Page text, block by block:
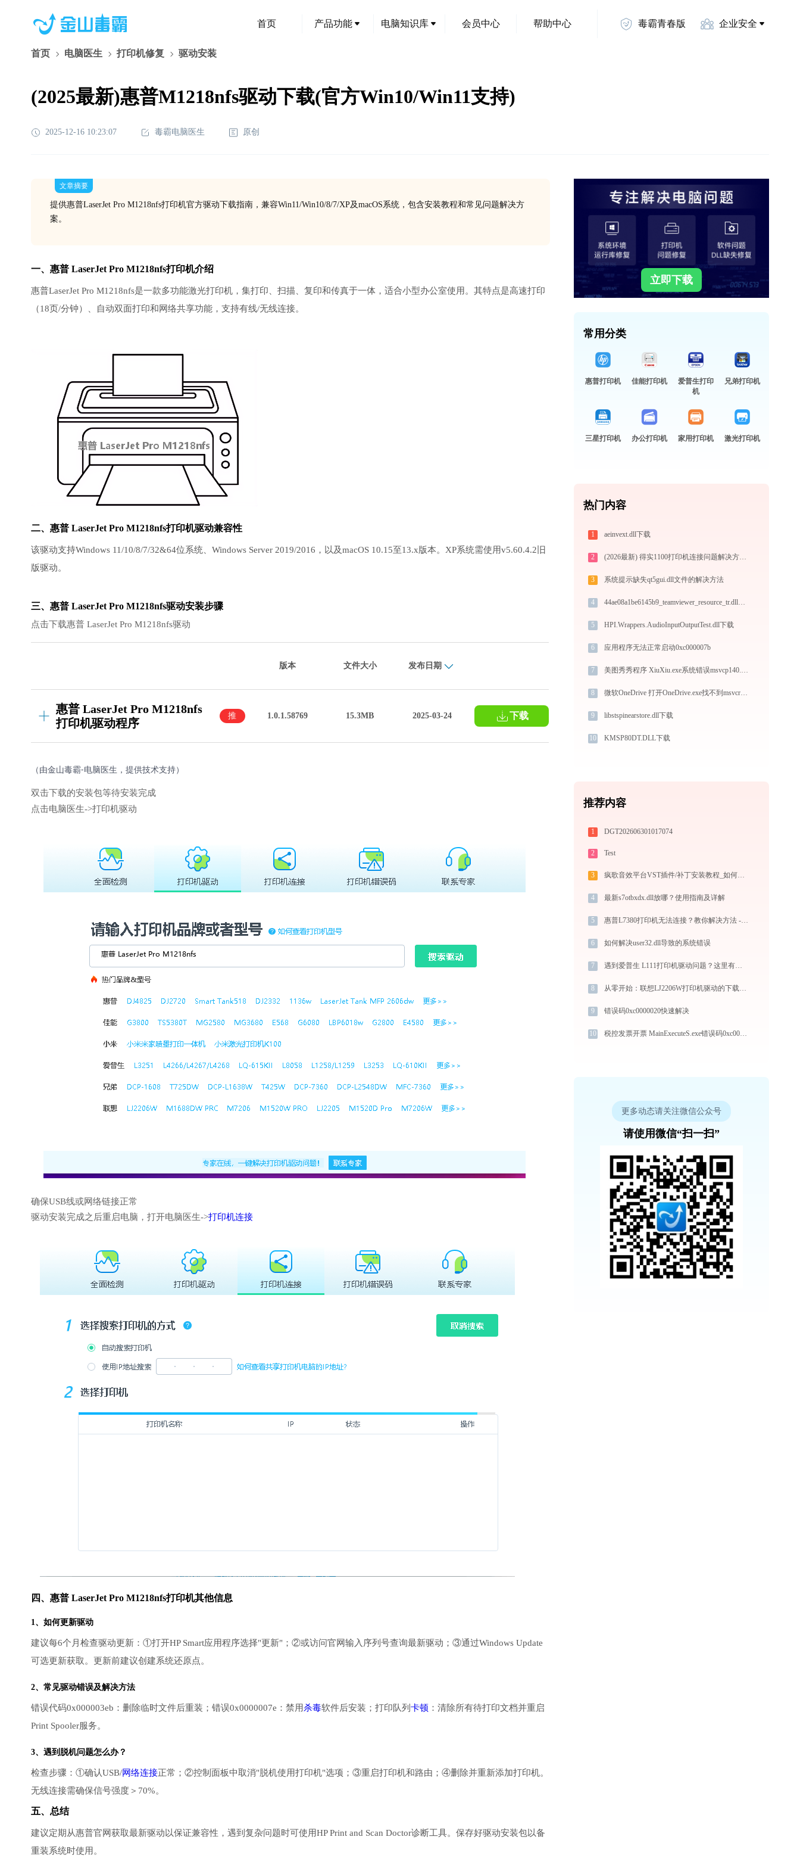
首页 产品功能 电脑知识库 会员中心 帮助中心 毒霸青春版 企业安全
首页 电脑医生 打印机修复 驱动安装
(2025最新)惠普M1218nfs驱动下载(官方Win10/Win11支持)
2025-12-16 10:23:07 毒霸电脑医生 原创
文章摘要
提供惠普LaserJet Pro M1218nfs打印机官方驱动下载指南，兼容Win11/Win10/8/7/XP及macOS系统，包含安装教程和常见问题解决方
案。
一、惠普 LaserJet Pro M1218nfs打印机介绍
惠普LaserJet Pro M1218nfs是一款多功能激光打印机，集打印、扫描、复印和传真于一体，适合小型办公室使用。其特点是高速打印
（18页/分钟）、自动双面打印和网络共享功能，支持有线/无线连接。
二、惠普 LaserJet Pro M1218nfs打印机驱动兼容性
该驱动支持Windows 11/10/8/7/32&64位系统、Windows Server 2019/2016，以及macOS 10.15至13.x版本。XP系统需使用v5.60.4.2旧
版驱动。
三、惠普 LaserJet Pro M1218nfs驱动安装步骤
点击下载惠普 LaserJet Pro M1218nfs驱动
版本 文件大小 发布日期
惠普 LaserJet Pro M1218nfs
打印机驱动程序
推
1.0.1.58769 15.3MB 2025-03-24 下载
（由金山毒霸-电脑医生，提供技术支持）
双击下载的安装包等待安装完成
点击电脑医生->打印机驱动
确保USB线或网络链接正常
驱动安装完成之后重启电脑，打开电脑医生->打印机连接
四、惠普 LaserJet Pro M1218nfs打印机其他信息
1、如何更新驱动
建议每6个月检查驱动更新：①打开HP Smart应用程序选择"更新"；②或访问官网输入序列号查询最新驱动；③通过Windows Update
可选更新获取。更新前建议创建系统还原点。
2、常见驱动错误及解决方法
错误代码0x000003eb：删除临时文件后重装；错误0x0000007e：禁用杀毒软件后安装；打印队列 卡顿 ：清除所有待打印文档并重启
Print Spooler服务。
3、遇到脱机问题怎么办？
检查步骤：①确认USB/网络连接正常；②控制面板中取消"脱机使用打印机"选项；③重启打印机和路由；④删除并重新添加打印机。
无线连接需确保信号强度＞70%。
五、总结
建议定期从惠普官网获取最新驱动以保证兼容性，遇到复杂问题时可使用HP Print and Scan Doctor诊断工具。保存好驱动安装包以备
重装系统时使用。
立即下载
常用分类
惠普打印机 佳能打印机
爱普生打印
机
兄弟打印机
三星打印机 办公打印机 家用打印机 激光打印机
热门内容
1 aeinvext.dll下载
2 (2026最新) 得实1100打印机连接问题解决方法-金山毒霸
3 系统提示缺失qt5gui.dll文件的解决方法
4 44ae08a1be6145b9_teamviewer_resource_tr.dll下载
5 HPI.Wrappers.AudioInputOutputTest.dll下载
6 应用程序无法正常启动0xc000007b
7 美图秀秀程序 XiuXiu.exe系统错误msvcp140.dll丢失如何解决
8 微软OneDrive 打开OneDrive.exe找不到msvcr100.dll怎么办
9 libstspinearstore.dll下载
10 KMSP80DT.DLL下载
推荐内容
1 DGT202606301017074
2 Test
3 疯歌音效平台VST插件/补丁安装教程_如何加载插件效果包
4 最新s7otbxdx.dll放哪？使用指南及详解
5 惠普L7380打印机无法连接？教你解决方法 -金山毒霸
6 如何解决user32.dll导致的系统错误
7 遇到爱普生 L111打印机驱动问题？这里有最全的下载及安装指导
8 从零开始：联想LJ2206W打印机驱动的下载及安装流程
9 错误码0xc0000020快速解决
10 税控发票开票 MainExecuteS.exe错误码0xc000000d处理办法
更多动态请关注微信公众号
请使用微信“扫一扫”